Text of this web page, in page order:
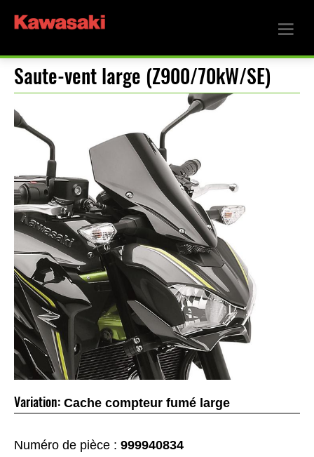
Saute-vent large (Z900/70kW/SE)
Variation: Cache compteur fumé large
Numéro de pièce : 999940834